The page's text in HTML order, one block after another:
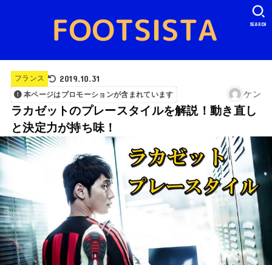
SEARCH
フランス 2019.10.31
本ページはプロモーションが含まれています ケン
ラカゼットのプレースタイルを解説！動き直し
と決定力が持ち味！